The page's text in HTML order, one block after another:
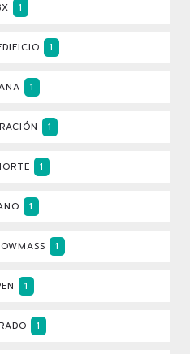
1
1
1
1
1
1
1
1
1